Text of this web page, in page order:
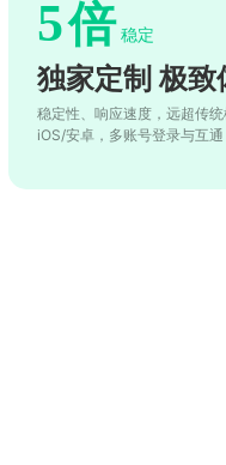
5倍 稳定
独家定制 极致
稳定性、响应速度，远超传
iOS/安卓，多账号登录与互通